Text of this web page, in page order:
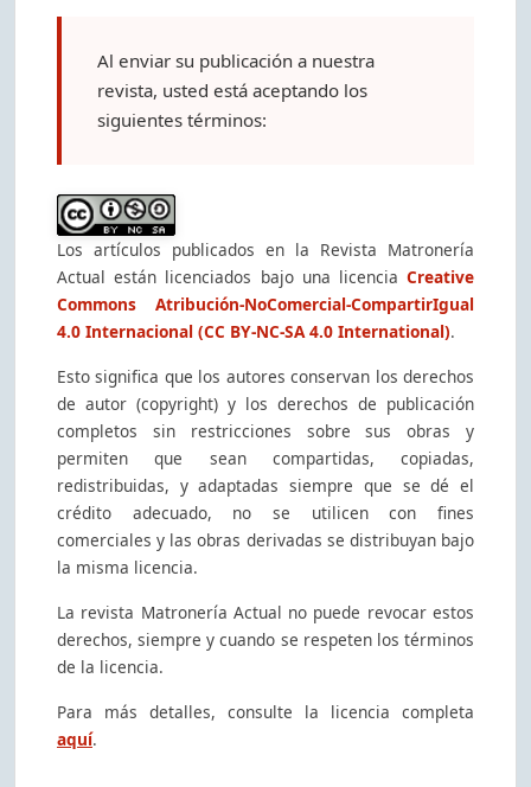
Al enviar su publicación a nuestra
revista, usted está aceptando los
siguientes términos:
Los artículos publicados en la Revista Matronería
Actual están licenciados bajo una licencia Creative
Commons Atribución-NoComercial-CompartirIgual
4.0 Internacional (CC BY-NC-SA 4.0 International).
Esto significa que los autores conservan los derechos
de autor (copyright) y los derechos de publicación
completos sin restricciones sobre sus obras y
permiten que sean compartidas, copiadas,
redistribuidas, y adaptadas siempre que se dé el
crédito adecuado, no se utilicen con fines
comerciales y las obras derivadas se distribuyan bajo
la misma licencia.
La revista Matronería Actual no puede revocar estos
derechos, siempre y cuando se respeten los términos
de la licencia.
Para más detalles, consulte la licencia completa
aquí.